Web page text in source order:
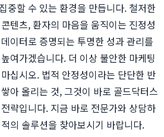
중할 수 있는 환경을 만듭니다. 철저한
텐츠, 환자의 마음을 움직이는 진정성
이터로 증명되는 투명한 성과 관리를
여가겠습니다. 더 이상 불안한 마케팅
십시오. 법적 안정성이라는 단단한 반
아 올리는 것, 그것이 바로 골드닥터스
략입니다. 지금 바로 전문가와 상담하
의 솔루션을 찾아보시기 바랍니다.